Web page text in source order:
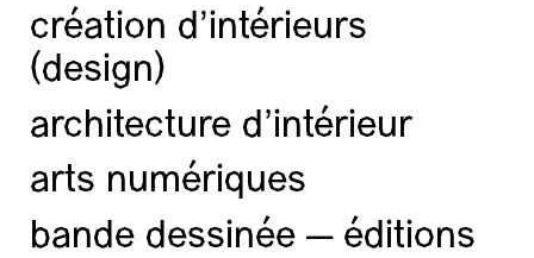
création d'intérieurs
(design)
architecture d’intérieur
arts numériques
bande dessinée — éditions